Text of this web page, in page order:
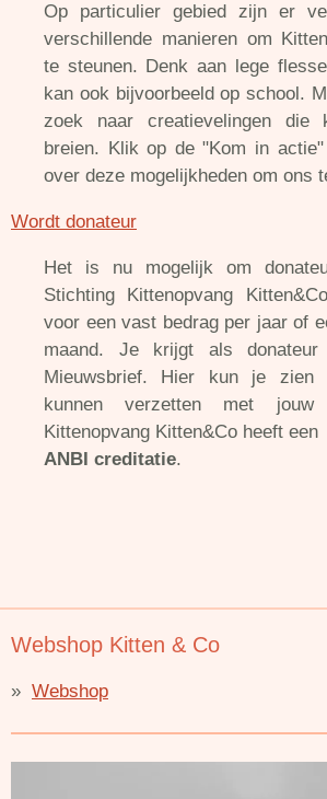
Op particulier gebied zijn er
verschillende manieren om
te steunen. Denk aan lege
kan ook bijvoorbeeld op school.
zoek naar creatievelingen die
breien. Klik op de "Kom in
over deze mogelijkheden om ons
Wordt donateur
Het is nu mogelijk om
Stichting Kittenopvang
voor een vast bedrag per jaar of
maand. Je krijgt als donateur
Mieuwsbrief. Hier kun je zien
kunnen verzetten met jouw
Kittenopvang Kitten&Co heeft een
ANBI creditatie.
Webshop Kitten & Co
Webshop